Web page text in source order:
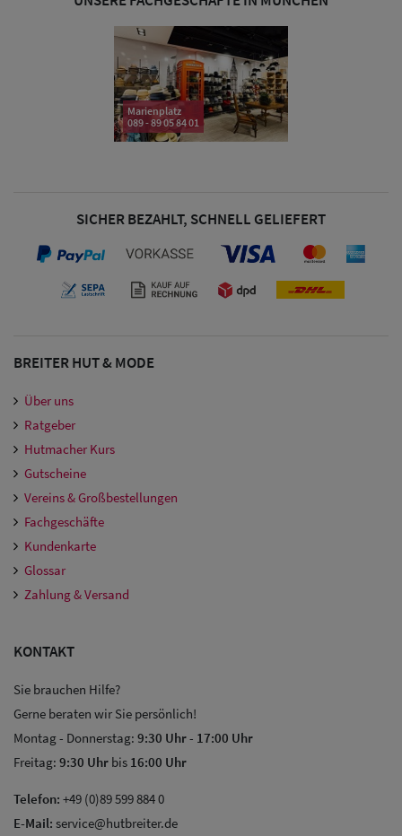
& Visoren
Snapback Caps
Damen Caps Marienplatz
089 - 89 05 84 01
SICHER BEZAHLT, SCHNELL GELIEFERT
BREITER HUT & MODE
Über uns
Ratgeber
Hutmacher Kurs
Gutscheine
Vereins & Großbestellungen
Fachgeschäfte
Kundenkarte
Glossar
Zahlung & Versand
KONTAKT
Sie brauchen Hilfe?
Gerne beraten wir Sie persönlich!
Montag - Donnerstag: 9:30 Uhr- 17:00 Uhr
Freitag: 9:30 Uhr bis 16:00 Uhr
Telefon: +49 (0)89 599 884 0
E-Mail: service@hutbreiter.de